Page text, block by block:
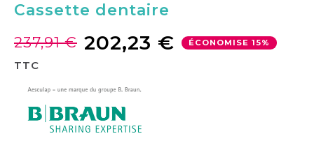
Cassette dentaire
237,91 € 202,23 € ÉCONOMISE 15%
TTC